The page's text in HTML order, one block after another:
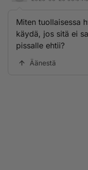
Miten tuollaisessa
käydä, jos sitä ei
pissalle ehtii?
Äänestä